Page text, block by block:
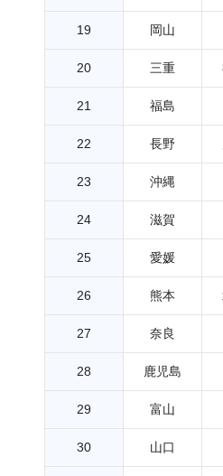
19 岡山
20 三重
21 福島
22 長野
23 沖縄
24 滋賀
25 愛媛
26 熊本
27 奈良
28 鹿児島
29 富山
30 山口